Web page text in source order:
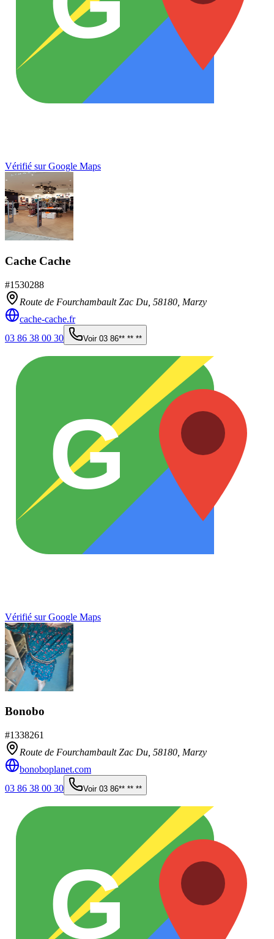
Vérifié sur Google Maps
Cache Cache
#1530288
Route de Fourchambault Zac Du, 58180 Marzy
cache-cache.fr
03 86 38 00 30
Voir 03 86** ** **
G
Vérifié sur Google Maps
Bonobo
#1338261
Route de Fourchambault Zac Du, 58180 Marzy
bonoboplanet.com
03 86 38 00 30
Voir 03 86** ** **
G